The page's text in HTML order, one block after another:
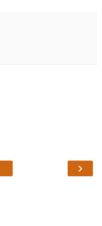
›